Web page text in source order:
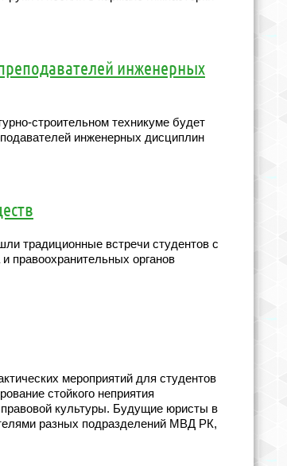
инженерных
строительном техникуме будет
инженерных дисциплин
традиционные встречи студентов с
правоохранительных органов
мероприятий для студентов
стойкого неприятия
культуры. Будущие юристы в
разных подразделений МВД РК,